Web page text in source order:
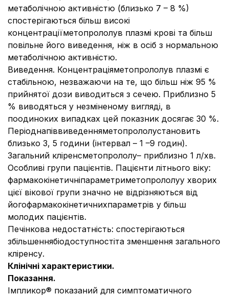
метаболічною активністю (близько 7 – 8 %)
спостерігаються більш високі
концентраціїметопрололув плазмі крові та більш
повільне його виведення, ніж в осіб з нормальною
метаболічною активністю.
Виведення. Концентраціяметопрололув плазмі є
стабільною, незважаючи на те, що більш ніж 95 %
прийнятої дози виводиться з сечею. Приблизно 5
% виводяться у незміненому вигляді, в
поодиноких випадках цей показник досягає 30 %.
Періоднапіввиведенняметопрололустановить
близько 3, 5 години (інтервал – 1 –9 годин).
Загальний кліренсметопрололу– приблизно 1 л/хв.
Особливі групи пацієнтів. Пацієнти літнього віку:
фармакокінетичніпараметриметопрололуу хворих
цієї вікової групи значно не відрізняються від
йогофармакокінетичнихпараметрів у більш
молодих пацієнтів.
Печінкова недостатність: спостерігаються
збільшеннябіодоступностіта зменшення загального
кліренсу.
Клінічні характеристики.
Показання.
Імпликор® показаний для симптоматичного